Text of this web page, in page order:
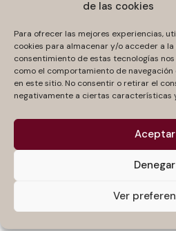
de las cookies
Para ofrecer las mejores experiencias,
cookies para almacenar y/o acceder a
consentimiento de estas tecnologías
como el comportamiento de
en este sitio. No consentir o retirar el
negativamente a ciertas características
Aceptar
Denegar
Ver
recomendamos que
esta semana deEl
Torrejón. Carmen García
libro “Fuerte, que se entere
vivir con dolor crónico ¡y vivir